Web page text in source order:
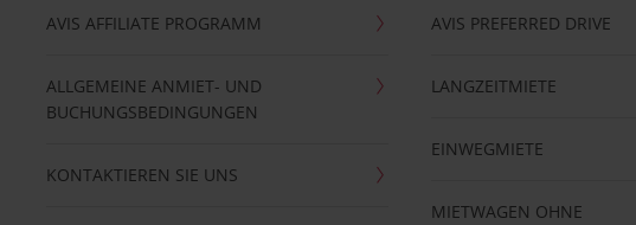
AVIS AFFILIATE PROGRAMM
ALLGEMEINE ANMIET- UND
BUCHUNGSBEDINGUNGEN
KONTAKTIEREN SIE UNS
AVIS PREFERRED DRIVE
LANGZEITMIETE
EINWEGMIETE
MIETWAGEN OHNE